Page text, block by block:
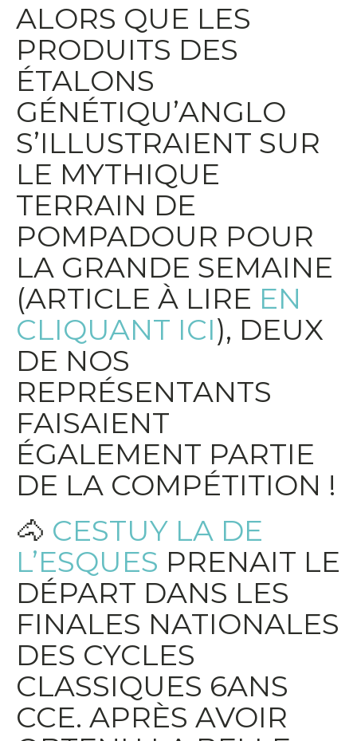
ALORS QUE LES
PRODUITS DES
ÉTALONS
GÉNÉTIQU’ANGLO
S’ILLUSTRAIENT SUR
LE MYTHIQUE
TERRAIN DE
POMPADOUR POUR
LA GRANDE SEMAINE
(ARTICLE À LIRE EN
CLIQUANT ICI), DEUX
DE NOS
REPRÉSENTANTS
FAISAIENT
ÉGALEMENT PARTIE
DE LA COMPÉTITION !
🐴 CESTUY LA DE
L’ESQUES PRENAIT LE
DÉPART DANS LES
FINALES NATIONALES
DES CYCLES
CLASSIQUES 6ANS
CCE. APRÈS AVOIR